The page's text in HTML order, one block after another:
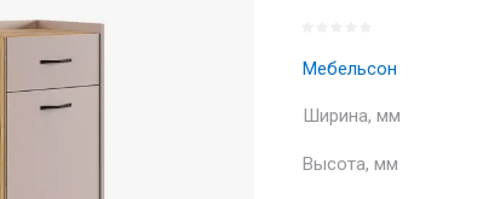
Мебельсон
Ширина, мм
Высота, мм